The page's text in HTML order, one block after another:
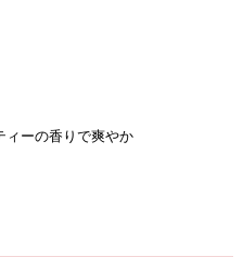
ィーの香りで爽やか